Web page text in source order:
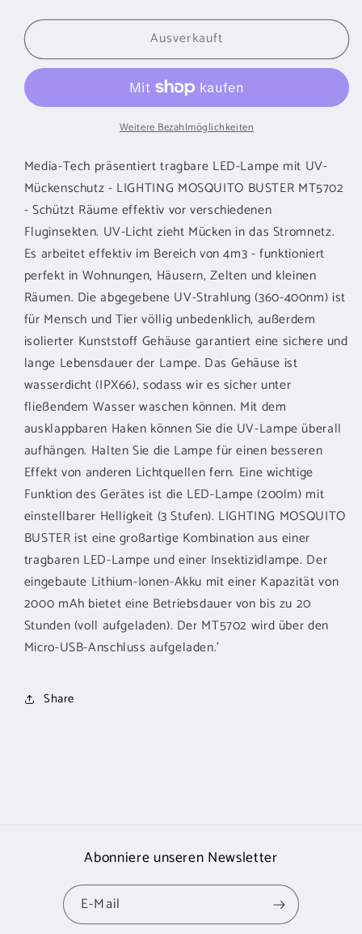
MEDIA-
LIGHTING
MT5702
MEDIA-
TECH
LIGHTING
MOSQUITO
BUSTER
MT5702
Ausverkauft
Weitere Bezahlmöglichkeiten
Media-Tech präsentiert tragbare LED-Lampe mit UV-
Mückenschutz - LIGHTING MOSQUITO BUSTER MT5702
- Schützt Räume effektiv vor verschiedenen
Fluginsekten. UV-Licht zieht Mücken in das Stromnetz.
Es arbeitet effektiv im Bereich von 4m3 - funktioniert
perfekt in Wohnungen, Häusern, Zelten und kleinen
Räumen. Die abgegebene UV-Strahlung (360-400nm) ist
für Mensch und Tier völlig unbedenklich, außerdem
isolierter Kunststoff Gehäuse garantiert eine sichere und
lange Lebensdauer der Lampe. Das Gehäuse ist
wasserdicht (IPX66), sodass wir es sicher unter
fließendem Wasser waschen können. Mit dem
ausklappbaren Haken können Sie die UV-Lampe überall
aufhängen. Halten Sie die Lampe für einen besseren
Effekt von anderen Lichtquellen fern. Eine wichtige
Funktion des Gerätes ist die LED-Lampe (200lm) mit
einstellbarer Helligkeit (3 Stufen). LIGHTING MOSQUITO
BUSTER ist eine großartige Kombination aus einer
tragbaren LED-Lampe und einer Insektizidlampe. Der
eingebaute Lithium-Ionen-Akku mit einer Kapazität von
2000 mAh bietet eine Betriebsdauer von bis zu 20
Stunden (voll aufgeladen). Der MT5702 wird über den
Micro-USB-Anschluss aufgeladen.'
Share
Abonniere unseren Newsletter
E-Mail